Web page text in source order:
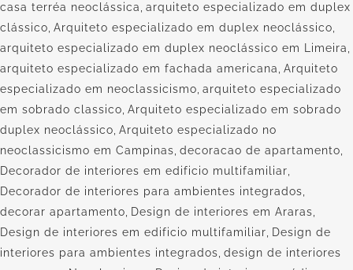
casa terréa neoclássica, arquiteto especializado em duplex
clássico, Arquiteto especializado em duplex neoclássico,
arquiteto especializado em duplex neoclássico em Limeira,
arquiteto especializado em fachada americana, Arquiteto
especializado em neoclassicismo, arquiteto especializado
em sobrado classico, Arquiteto especializado em sobrado
duplex neoclássico, Arquiteto especializado no
neoclassicismo em Campinas, decoracao de apartamento,
Decorador de interiores em edificio multifamiliar,
Decorador de interiores para ambientes integrados,
decorar apartamento, Design de interiores em Araras,
Design de interiores em edificio multifamiliar, Design de
interiores para ambientes integrados, design de interiores